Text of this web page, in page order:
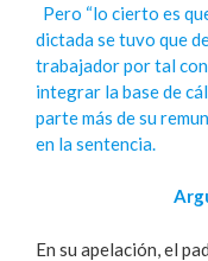
Pero “lo cierto es
dictada se tuvo que
trabajador por tal
integrar la base de
parte más de su
en la sentencia.
En su apelación, el